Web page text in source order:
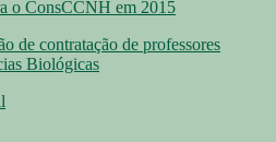
o ConsCCNH em 2015
de contratação de professores
Biológicas